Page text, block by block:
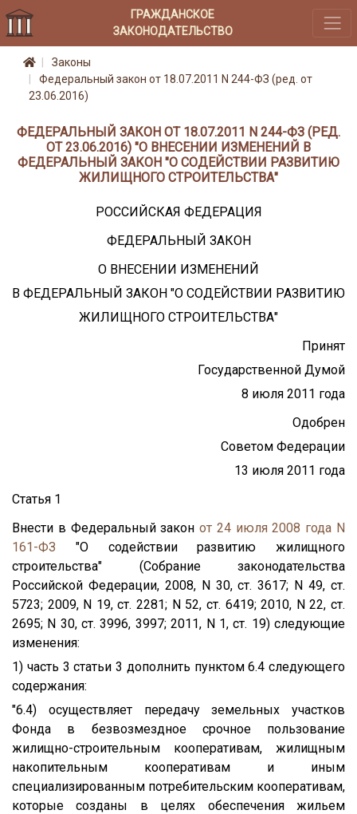
ГРАЖДАНСКОЕ
ЗАКОНОДАТЕЛЬСТВО
Законы
Федеральный закон от 18.07.2011 N 244-ФЗ (ред. от
23.06.2016)
ФЕДЕРАЛЬНЫЙ ЗАКОН ОТ 18.07.2011 N 244-ФЗ (РЕД.
ОТ 23.06.2016) "О ВНЕСЕНИИ ИЗМЕНЕНИЙ В
ФЕДЕРАЛЬНЫЙ ЗАКОН "О СОДЕЙСТВИИ РАЗВИТИЮ
ЖИЛИЩНОГО СТРОИТЕЛЬСТВА"
РОССИЙСКАЯ ФЕДЕРАЦИЯ
ФЕДЕРАЛЬНЫЙ ЗАКОН
О ВНЕСЕНИИ ИЗМЕНЕНИЙ
В ФЕДЕРАЛЬНЫЙ ЗАКОН "О СОДЕЙСТВИИ РАЗВИТИЮ
ЖИЛИЩНОГО СТРОИТЕЛЬСТВА"
Принят
Государственной Думой
8 июля 2011 года
Одобрен
Советом Федерации
13 июля 2011 года
Статья 1
Внести в Федеральный законот 24 июля 2008 года N
161-ФЗ "О содействии развитию жилищного
строительства" (Собрание законодательства
Российской Федерации, 2008, N 30, ст. 3617; N 49, ст.
5723; 2009, N 19, ст. 2281; N 52, ст. 6419; 2010, N 22, ст.
2695; N 30, ст. 3996, 3997; 2011, N 1, ст. 19) следующие
изменения:
1) часть 3 статьи 3 дополнить пунктом 6.4 следующего
содержания:
"6.4) осуществляет передачу земельных участков
Фонда в безвозмездное срочное пользование
жилищно-строительным кооперативам, жилищным
накопительным кооперативам и иным
специализированным потребительским кооперативам,
которые созданы в целях обеспечения жильем